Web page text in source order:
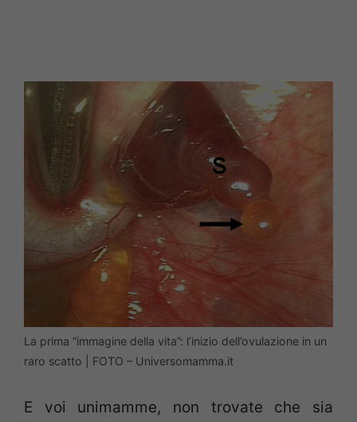
La prima “immagine della vita”: l’inizio dell’ovulazione in un
raro scatto | FOTO – Universomamma.it
E voi unimamme, non trovate che sia